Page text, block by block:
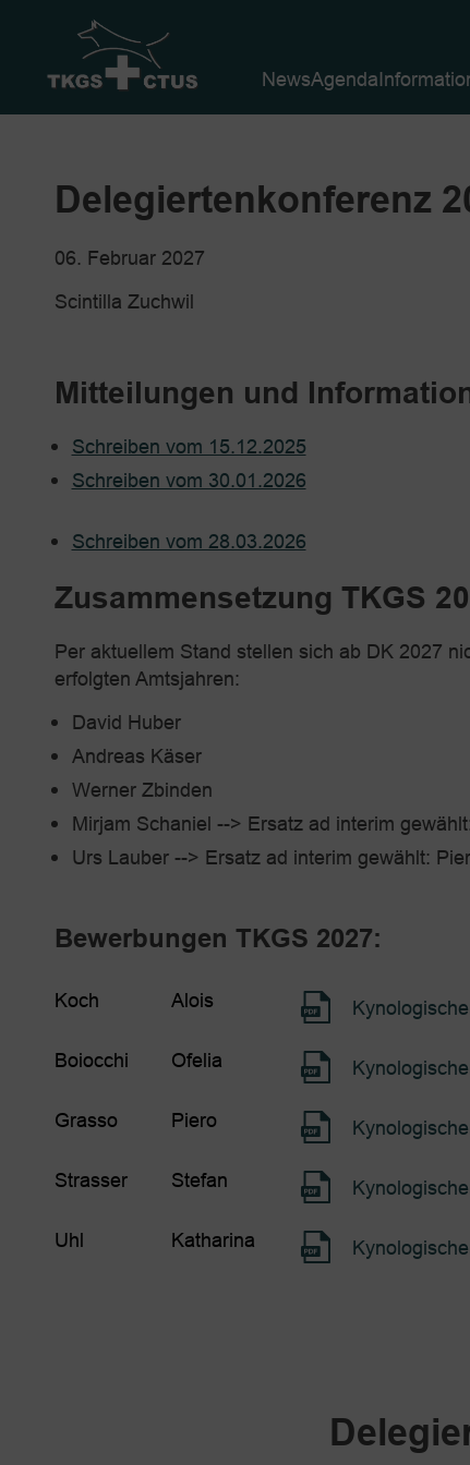
NewsAgenda
Delegiertenkonferenz
06. Februar 2027
Scintilla Zuchwil
Mitteilungen und
Schreiben vom 15.12.2025
Schreiben vom 30.01.2026
Schreiben vom 28.03.2026
Zusammensetzung TKGS
Per aktuellem Stand stellen sich ab DK 2027
erfolgten Amtsjahren:
David Huber
Andreas Käser
Werner Zbinden
Mirjam Schaniel --> Ersatz ad interim
Urs Lauber --> Ersatz ad interim gewählt:
Bewerbungen TKGS 2027:
Koch Alois
Boiocchi Ofelia
Grasso Piero
Strasser Stefan
Uhl Katharina